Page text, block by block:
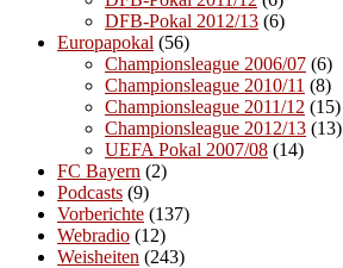
DFB-Pokal 2012/13 (6)
Europapokal (56)
Championsleague 2006/07 (6)
Championsleague 2010/11 (8)
Championsleague 2011/12 (15)
Championsleague 2012/13 (13)
UEFA Pokal 2007/08 (14)
FC Bayern (2)
Podcasts (9)
Vorberichte (137)
Webradio (12)
Weisheiten (243)